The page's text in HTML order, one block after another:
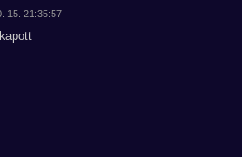
15. 21:35:57